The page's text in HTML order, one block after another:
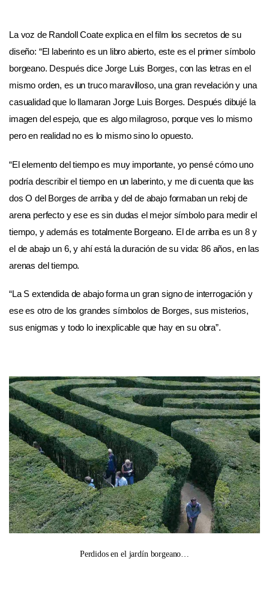
La voz de Randoll Coate explica en el film los secretos de su
diseño: “El laberinto es un libro abierto, este es el primer símbolo
borgeano. Después dice Jorge Luis Borges, con las letras en el
mismo orden, es un truco maravilloso, una gran revelación y una
casualidad que lo llamaran Jorge Luis Borges. Después dibujé la
imagen del espejo, que es algo milagroso, porque ves lo mismo
pero en realidad no es lo mismo sino lo opuesto.
“El elemento del tiempo es muy importante, yo pensé cómo uno
podría describir el tiempo en un laberinto, y me di cuenta que las
dos O del Borges de arriba y del de abajo formaban un reloj de
arena perfecto y ese es sin dudas el mejor símbolo para medir el
tiempo, y además es totalmente Borgeano. El de arriba es un 8 y
el de abajo un 6, y ahí está la duración de su vida: 86 años, en las
arenas del tiempo.
“La S extendida de abajo forma un gran signo de interrogación y
ese es otro de los grandes símbolos de Borges, sus misterios,
sus enigmas y todo lo inexplicable que hay en su obra”.
Perdidos en el jardín borgeano…